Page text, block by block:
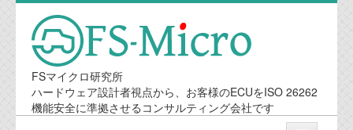
FSマイクロ研究所
ハードウェア設計者視点から、お客様のECUをISO 26262
機能安全に準拠させるコンサルティング会社です